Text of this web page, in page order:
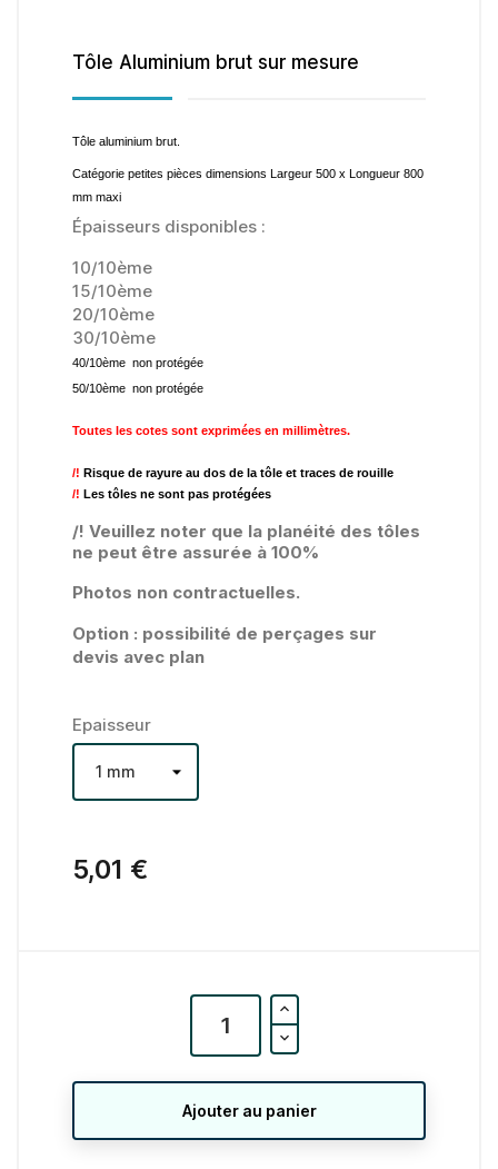
Tôle Aluminium brut sur mesure
Tôle aluminium brut.
Catégorie petites pièces dimensions Largeur 500 x Longueur 800
mm maxi
Épaisseurs disponibles :
10/10ème
15/10ème
20/10ème
30/10ème
40/10ème non protégée
50/10ème non protégée
Toutes les cotes sont exprimées en millimètres.
/! Risque de rayure au dos de la tôle et traces de rouille
/! Les tôles ne sont pas protégées
/! Veuillez noter que la planéité des tôles
ne peut être assurée à 100%
Photos non contractuelles.
Option : possibilité de perçages sur
devis avec plan
Epaisseur
5,01 €
Ajouter au panier